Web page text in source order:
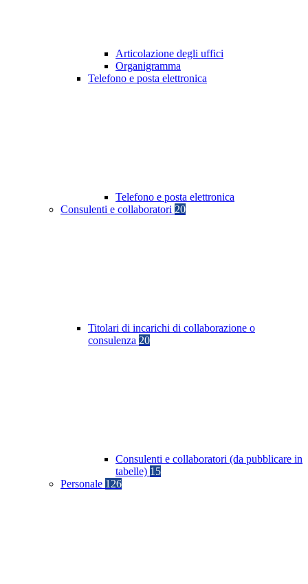
Articolazione degli uffici
Organigramma
Telefono e posta elettronica
Telefono e posta elettronica
Consulenti e collaboratori 20
Titolari di incarichi di collaborazione o
consulenza 20
Consulenti e collaboratori (da pubblicare in
tabelle) 15
Personale 126